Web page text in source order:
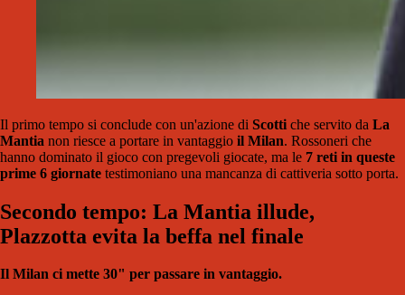
Il primo tempo si conclude con un'azione di Scotti che servito da La
Mantia non riesce a portare in vantaggio il Milan. Rossoneri che
hanno dominato il gioco con pregevoli giocate, ma le 7 reti in queste
prime 6 giornate testimoniano una mancanza di cattiveria sotto porta.
Secondo tempo: La Mantia illude,
Plazzotta evita la beffa nel finale
Il Milan ci mette 30" per passare in vantaggio.